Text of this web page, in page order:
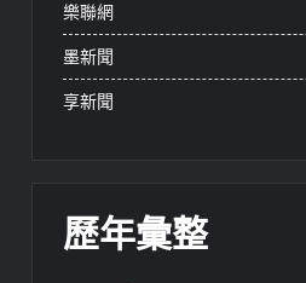
樂聯網
墨新聞
享新聞
歷年彙整